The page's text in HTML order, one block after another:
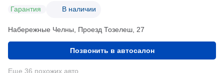
Гарантия В наличии
Набережные Челны, Проезд ​Тозелеш, 27
Позвонить в автосалон
Еще 36 похожих авто